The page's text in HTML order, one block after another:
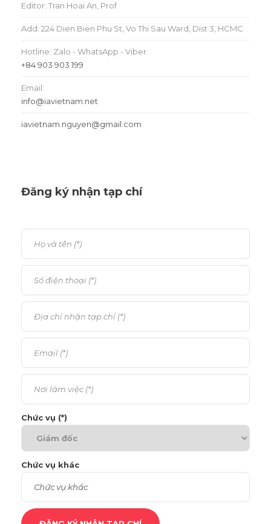
Editor: Tran Hoai An, Prof
Add: 224 Dien Bien Phu St, Vo Thi Sau Ward, Dist 3, HCMC
Hotline: Zalo - WhatsApp - Viber
+84 903 903 199
Email:
info@iavietnam.net
iavietnam.nguyen@gmail.com
Đăng ký nhận tạp chí
Chức vụ (*)
Chức vụ khác